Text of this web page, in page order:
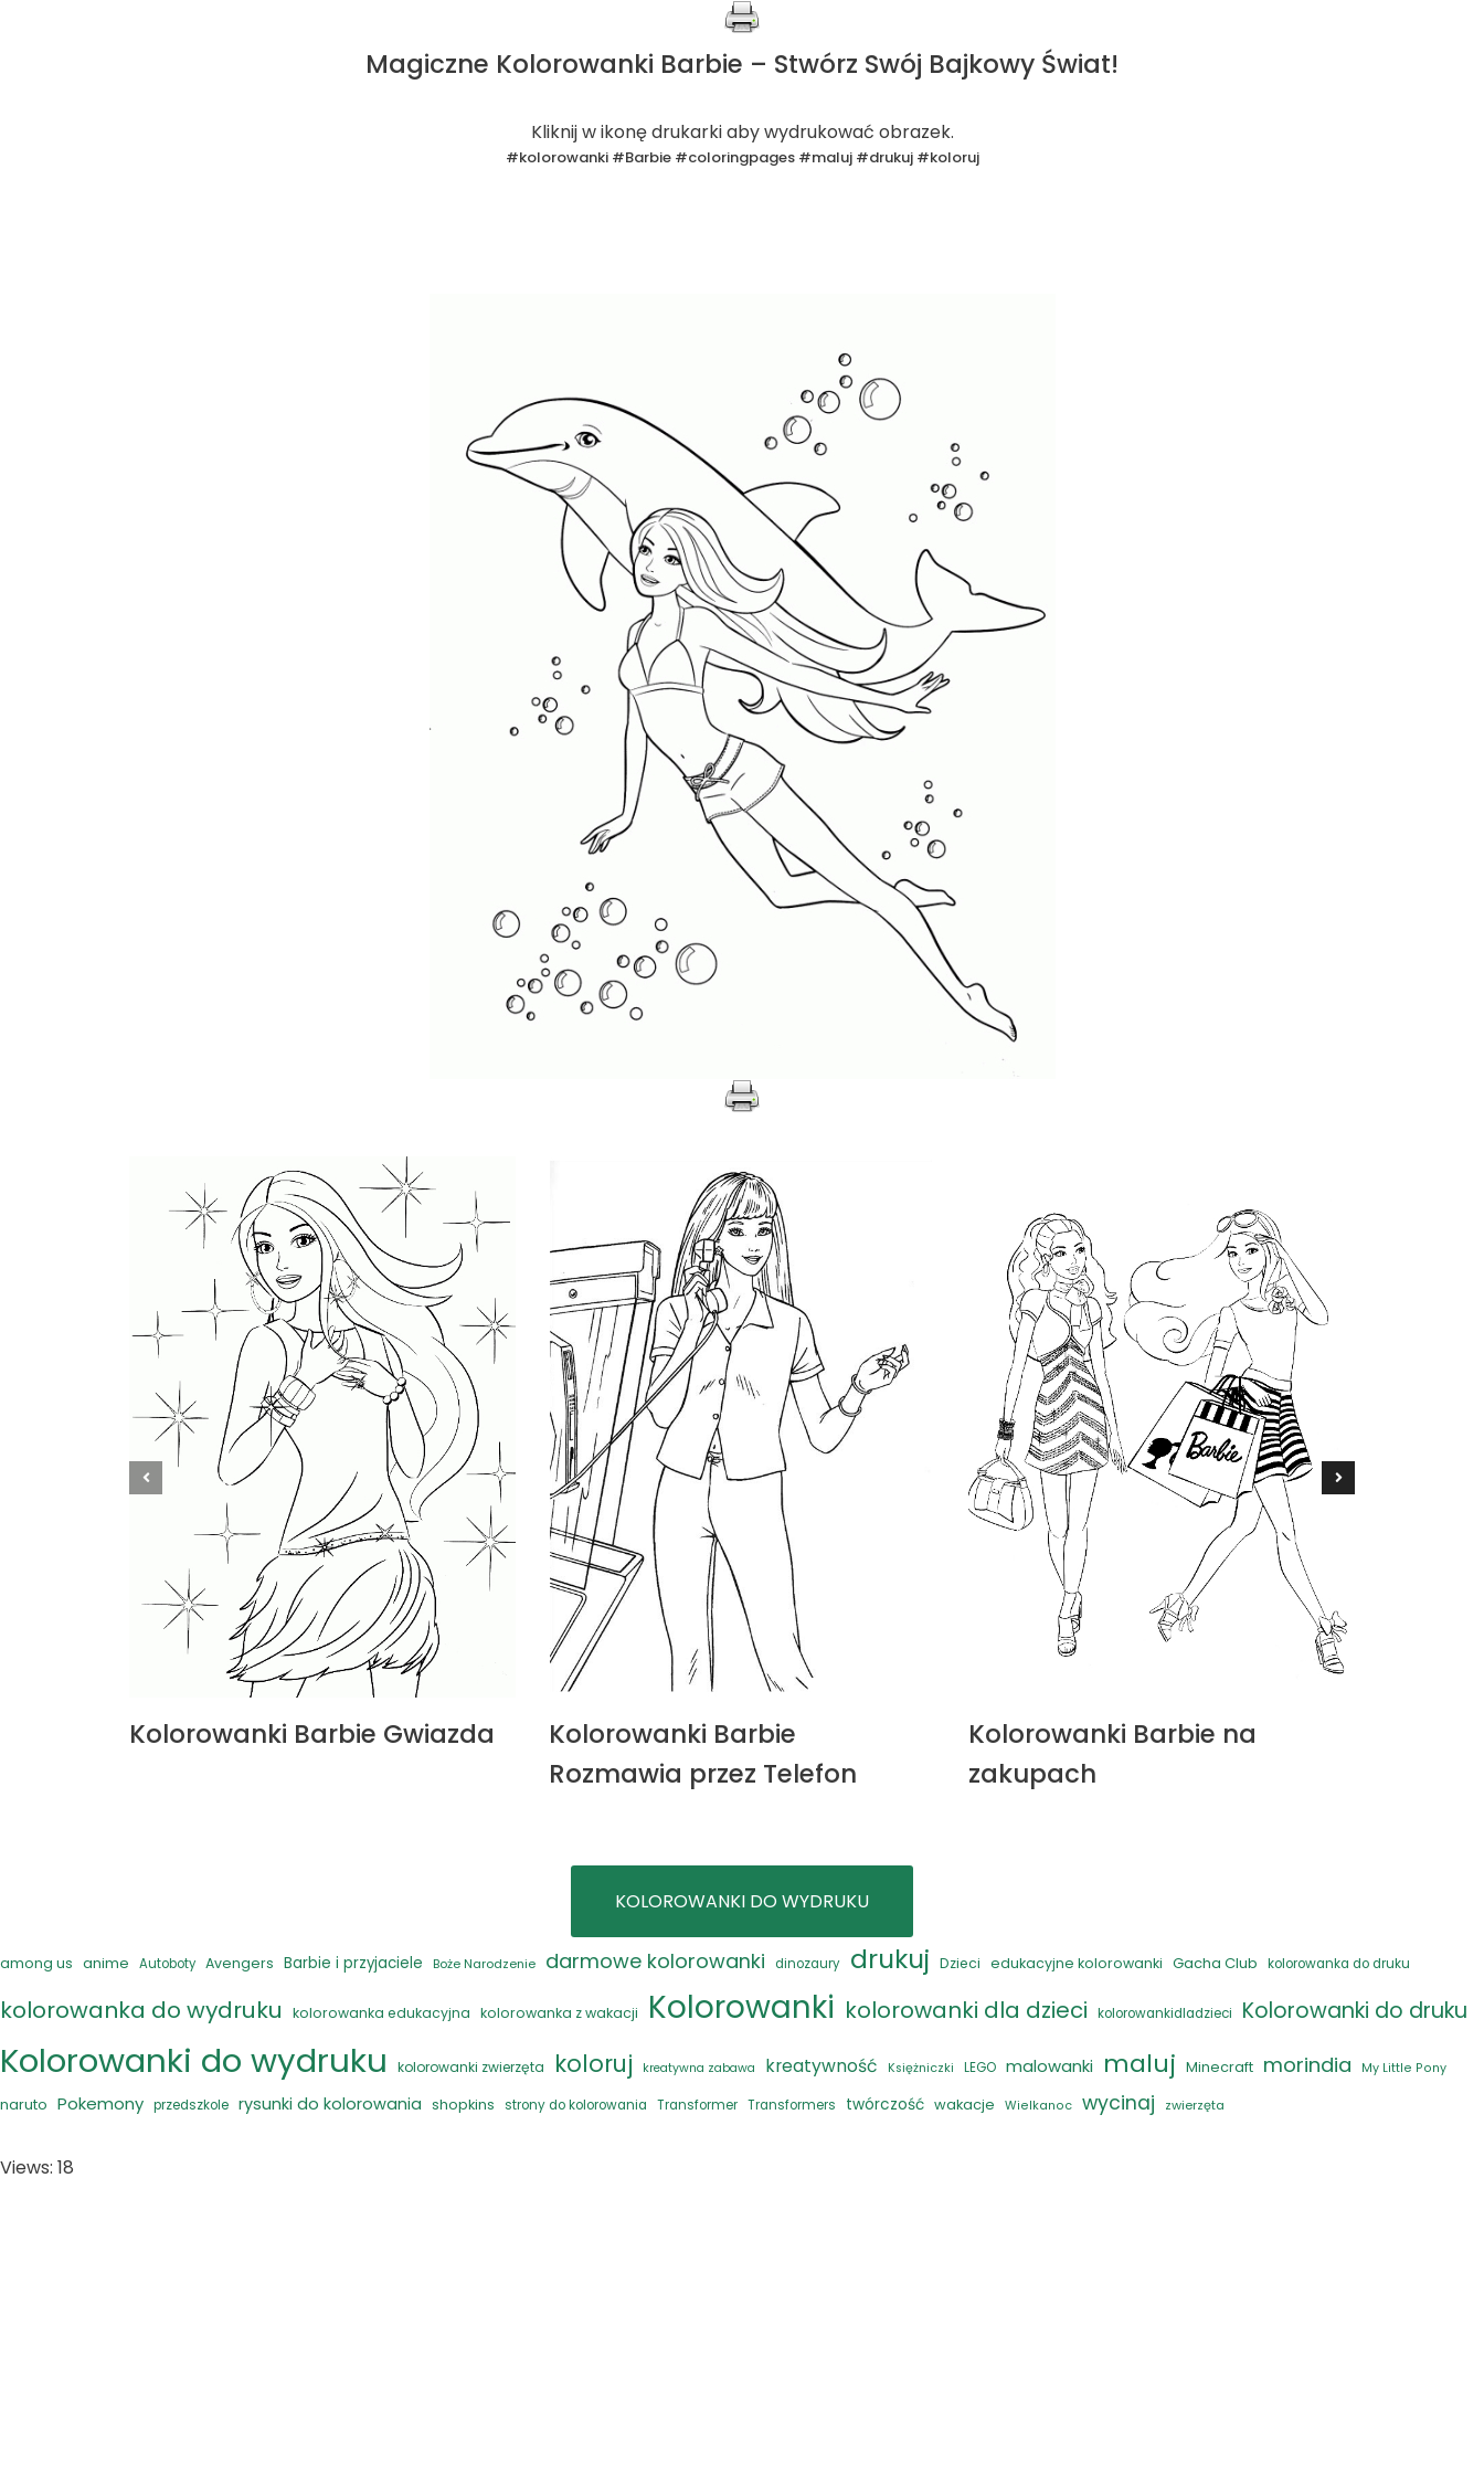
Magiczne Kolorowanki Barbie – Stwórz Swój Bajkowy Świat!
Kliknij w ikonę drukarki aby wydrukować obrazek.
#kolorowanki #Barbie #coloringpages #maluj #drukuj #koloruj
Kolorowanki Barbie Gwiazda
Kolorowanki Barbie
Rozmawia przez Telefon
Kolorowanki Barbie na
zakupach
KOLOROWANKI DO WYDRUKU
among us anime Autoboty Avengers Barbie i przyjaciele Boże Narodzenie darmowe kolorowanki dinozaury drukuj Dzieci edukacyjne kolorowanki Gacha Club kolorowanka do druku
kolorowanka do wydruku kolorowanka edukacyjna kolorowanka z wakacji Kolorowanki kolorowanki dla dzieci kolorowankidladzieci Kolorowanki do druku
Kolorowanki do wydruku kolorowanki zwierzęta koloruj kreatywna zabawa kreatywność Księżniczki LEGO malowanki maluj Minecraft morindia My Little Pony
naruto Pokemony przedszkole rysunki do kolorowania shopkins strony do kolorowania Transformer Transformers twórczość wakacje Wielkanoc wycinaj zwierzęta
Views: 18